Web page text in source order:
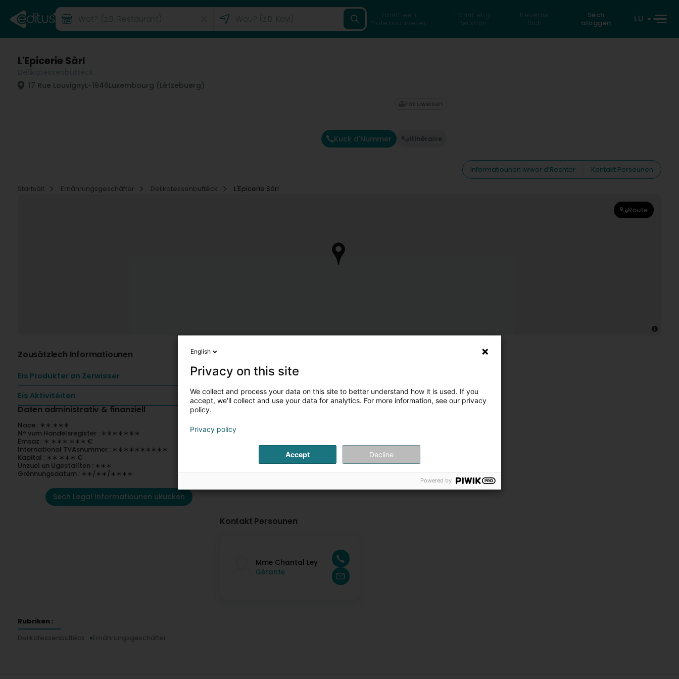
Fannt een
Professionnellen
Fannt eng
Persoun
Reverse
Sich
Sech
aloggen
LU
L'Epicerie Sàrl
17 Rue LouvignyL-1946Luxembourg (Lëtzebuerg)
Kuck d'Nummer Itinéraire
Fax uweisen
Informatiounen iwwer d'Rechter
Kontakt Persounen
Startsäit
Ernährungsgeschäfter Delikatessenbuttéck L'Epicerie Sàrl
Route
Zousätzlech Informatiounen
Eis Produkter an Zerwisser
Eis Aktivitéiten
Daten administrativ & finanziell
Nace : ∗∗.∗∗∗
N° vum Handelsregister : ∗∗∗∗∗∗∗
Ëmsaz : ∗ ∗∗∗ ∗∗∗ €
International TVAsnummer : ∗∗∗∗∗∗∗∗∗∗
Kapital : ∗∗ ∗∗∗ €
Unzuel un Ugestallten : ∗∗∗
Grënnungsdatum : ∗∗/∗∗/∗∗∗∗
Sech Legal Informatiounen ukucken
Kontakt Persounen
Mme Chantal Ley
Gérante
Rubriken :
Delikatessenbuttéck
Ernährungsgeschäfter
English
Privacy on this site
We collect and process your data on this site to better understand how it is used. If you
accept, we'll collect and use your data for analytics. For more information, see our privacy
policy.
Privacy policy
Accept Decline
Powered by